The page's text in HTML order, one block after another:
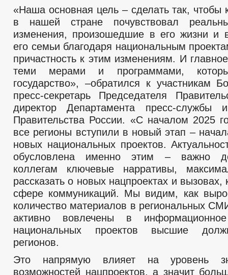
«Наша основная цель – сделать так, чтобы
в нашей стране почувствовал
изменения, произошедшие в его жизни и
его семьи благодаря национальным
причастность к этим изменениям. И
теми мерами и программами,
государство», –обратился к участникам
пресс-секретарь Председателя
директор Департамента пресс-службы
Правительства России. «С началом 2025
все регионы вступили в новый этап –
новых национальных проектов.
обусловлена именно этим – важно
коллегам ключевые нарративы,
рассказать о новых нацпроектах и вызовах,
сфере коммуникаций. Мы видим, как
количество материалов в региональных
активно вовлечены в
национальных проектов высшие
регионов.
Это напрямую влияет на уровень
возможностей нацпроектов, а значит